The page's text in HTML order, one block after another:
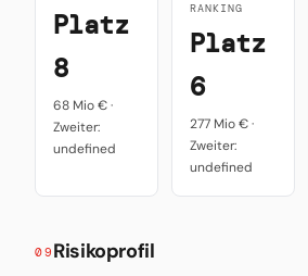
Platz
8
68 Mio € ·
Zweiter:
undefined
RANKING
Platz
6
277 Mio € ·
Zweiter:
undefined
09 Risikoprofil